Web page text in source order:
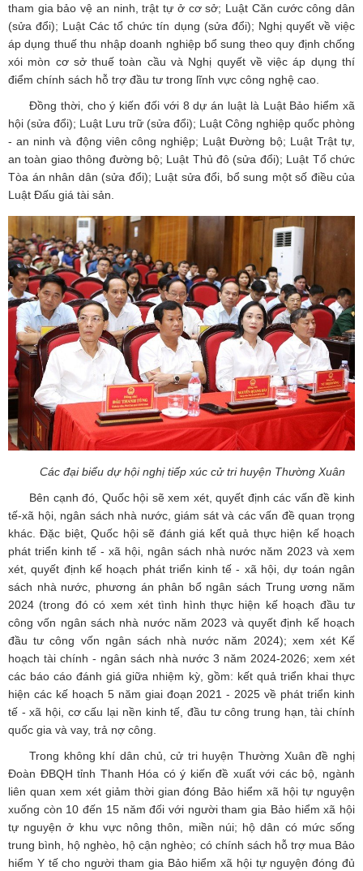
tham gia bảo vệ an ninh, trật tự ở cơ sở; Luật Căn cước công dân
(sửa đổi); Luật Các tổ chức tín dụng (sửa đổi); Nghị quyết về việc
áp dụng thuế thu nhập doanh nghiệp bổ sung theo quy định chống
xói mòn cơ sở thuế toàn cầu và Nghị quyết về việc áp dụng thí
điểm chính sách hỗ trợ đầu tư trong lĩnh vực công nghệ cao.
Đồng thời, cho ý kiến đối với 8 dự án luật là Luật Bảo hiểm xã
hội (sửa đổi); Luật Lưu trữ (sửa đổi); Luật Công nghiệp quốc phòng
- an ninh và động viên công nghiệp; Luật Đường bộ; Luật Trật tự,
an toàn giao thông đường bộ; Luật Thủ đô (sửa đổi); Luật Tổ chức
Tòa án nhân dân (sửa đổi); Luật sửa đổi, bổ sung một số điều của
Luật Đấu giá tài sản.
Các đại biểu dự hội nghị tiếp xúc cử tri huyện Thường Xuân
Bên cạnh đó, Quốc hội sẽ xem xét, quyết định các vấn đề kinh
tế-xã hội, ngân sách nhà nước, giám sát và các vấn đề quan trọng
khác. Đặc biệt, Quốc hội sẽ đánh giá kết quả thực hiện kế hoạch
phát triển kinh tế - xã hội, ngân sách nhà nước năm 2023 và xem
xét, quyết định kế hoạch phát triển kinh tế - xã hội, dự toán ngân
sách nhà nước, phương án phân bổ ngân sách Trung ương năm
2024 (trong đó có xem xét tình hình thực hiện kế hoạch đầu tư
công vốn ngân sách nhà nước năm 2023 và quyết định kế hoạch
đầu tư công vốn ngân sách nhà nước năm 2024); xem xét Kế
hoạch tài chính - ngân sách nhà nước 3 năm 2024-2026; xem xét
các báo cáo đánh giá giữa nhiệm kỳ, gồm: kết quả triển khai thực
hiện các kế hoạch 5 năm giai đoạn 2021 - 2025 về phát triển kinh
tế - xã hội, cơ cấu lại nền kinh tế, đầu tư công trung hạn, tài chính
quốc gia và vay, trả nợ công.
Trong không khí dân chủ, cử tri huyện Thường Xuân đề nghị
Đoàn ĐBQH tỉnh Thanh Hóa có ý kiến đề xuất với các bộ, ngành
liên quan xem xét giảm thời gian đóng Bảo hiểm xã hội tự nguyện
xuống còn 10 đến 15 năm đối với người tham gia Bảo hiểm xã hội
tự nguyện ở khu vực nông thôn, miền núi; hộ dân có mức sống
trung bình, hộ nghèo, hộ cận nghèo; có chính sách hỗ trợ mua Bảo
hiểm Y tế cho người tham gia Bảo hiểm xã hội tự nguyện đóng đủ